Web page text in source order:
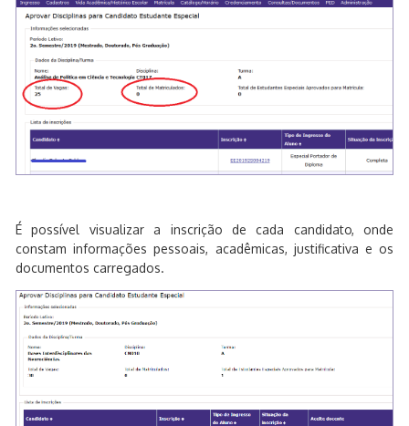
É possível visualizar a inscrição de cada candidato, onde
constam informações pessoais, acadêmicas, justificativa e os
documentos carregados.